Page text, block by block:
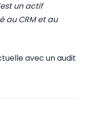
un actif
au CRM et au
avec un audit